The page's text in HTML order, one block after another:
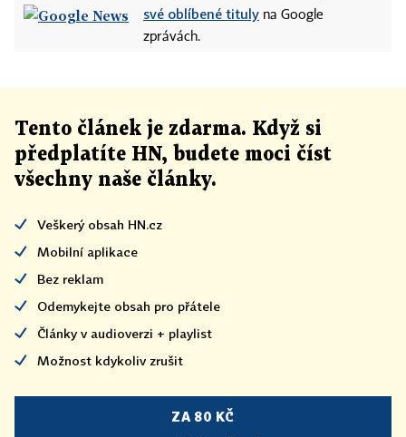
své oblíbené tituly na Google
zprávách.
Tento článek je zdarma. Když si
předplatíte HN, budete moci číst
všechny naše články.
Veškerý obsah HN.cz
Mobilní aplikace
Bez reklam
Odemykejte obsah pro přátele
Články v audioverzi + playlist
Možnost kdykoliv zrušit
ZA 80 KČ